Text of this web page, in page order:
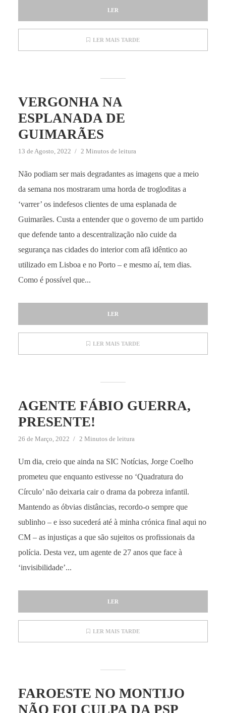
LER
LER MAIS TARDE
VERGONHA NA
ESPLANADA DE
GUIMARÃES
13 de Agosto, 2022 2 Minutos de leitura
Não podiam ser mais degradantes as imagens que a meio
da semana nos mostraram uma horda de trogloditas a
‘varrer’ os indefesos clientes de uma esplanada de
Guimarães. Custa a entender que o governo de um partido
que defende tanto a descentralização não cuide da
segurança nas cidades do interior com afã idêntico ao
utilizado em Lisboa e no Porto – e mesmo aí, tem dias.
Como é possível que...
LER
LER MAIS TARDE
AGENTE FÁBIO GUERRA,
PRESENTE!
26 de Março, 2022 2 Minutos de leitura
Um dia, creio que ainda na SIC Notícias, Jorge Coelho
prometeu que enquanto estivesse no ‘Quadratura do
Círculo’ não deixaria cair o drama da pobreza infantil.
Mantendo as óbvias distâncias, recordo-o sempre que
sublinho – e isso sucederá até à minha crónica final aqui no
CM – as injustiças a que são sujeitos os profissionais da
polícia. Desta vez, um agente de 27 anos que face à
‘invisibilidade’...
LER
LER MAIS TARDE
FAROESTE NO MONTIJO
NÃO FOI CULPA DA PSP